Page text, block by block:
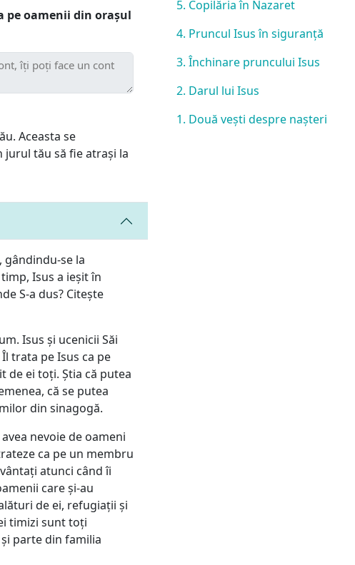
pe oamenii din orașul
Aceasta se
jurul tău să fie atrași la
se la
Isus a ieșit în
S-a dus? Citește
Isus și ucenicii Săi
trata pe Isus ca pe
de ei toți. Știa că putea
că se putea
din sinagogă.
nevoie de oameni
ca pe un membru
atunci când îi
care și-au
de ei, refugiații și
timizi sunt toți
parte din familia
5. Copilăria în Nazaret
4. Pruncul Isus în siguranță
3. Închinare pruncului Isus
2. Darul lui Isus
1. Două vești despre nașteri